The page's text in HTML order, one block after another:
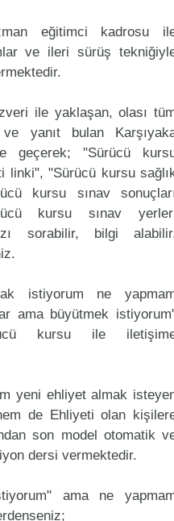
eğitimci kadrosu
ve ileri sürüş
ile yaklaşan, olası
yanıt bulan
geçerek; "Sürücü
linki", "Sürücü kursu
kursu sınav
kursu sınav
sorabilir, bilgi
istiyorum ne
ama büyütmek
kursu ile
yeni ehliyet almak
de Ehliyeti olan
son model otomatik
dersi vermektedir.
ama ne